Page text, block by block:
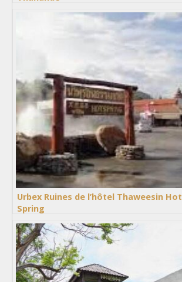
Urbex Ruines de l’hôtel Thaweesin Hot
Spring